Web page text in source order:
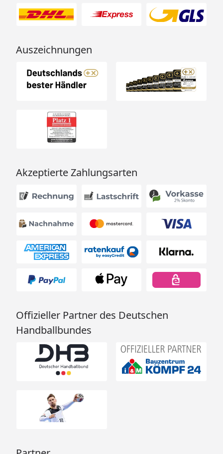
Auszeichnungen
Akzeptierte Zahlungsarten
Offizieller Partner des Deutschen
Handballbundes